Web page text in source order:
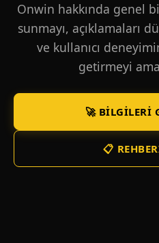
Onwin hakkında genel
sunmayı, açıklamaları
ve kullanıcı
getirmeyi
🚀 BILGILERI
📋